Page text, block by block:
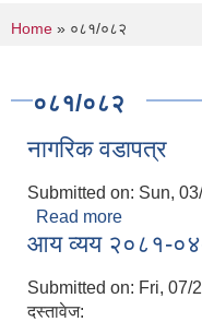
You are here
Home » ०८१/०८२
०८१/०८२
नागरिक वडापत्र
Submitted on: Sun,
Read more
आय व्यय २०८१-
Submitted on: Fri, 07/
दस्तावेज: